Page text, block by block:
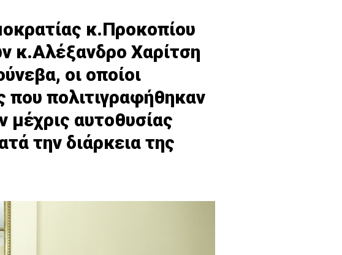
κ.Προκοπίου
κ.Αλέξανδρο Χαρίτση
οι οποίοι
που πολιτιγραφήθηκαν
μέχρις αυτοθυσίας
την διάρκεια της